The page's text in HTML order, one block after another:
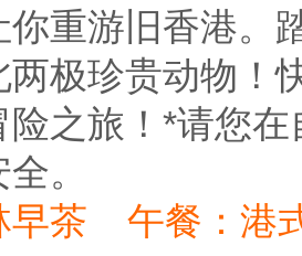
你重游旧香港。
两极珍贵动物！
险之旅！*请您
。
早茶 午餐：港